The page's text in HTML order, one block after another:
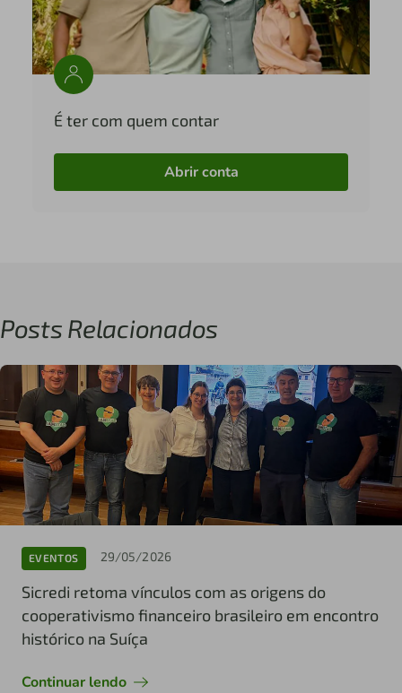
É ter com quem contar
Abrir conta
Posts Relacionados
EVENTOS 29/05/2026
Sicredi retoma vínculos com as origens do
cooperativismo financeiro brasileiro em encontro
histórico na Suíça
Continuar lendo